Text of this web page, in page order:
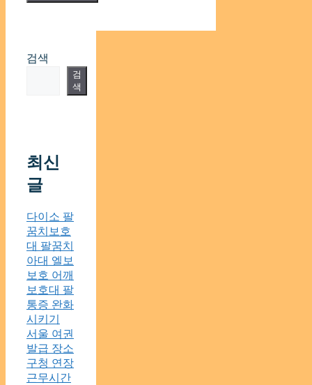
검색
검
색
최신
글
다이소 팔
꿈치보호
대 팔꿈치
아대 엘보
보호 어깨
보호대 팔
통증 완화
시키기
서울 여권
발급 장소
구청 연장
근무시간